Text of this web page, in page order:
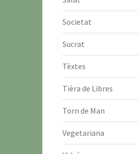
Societat
Sucrat
Tèxtes
Tièra de Libres
Torn de Man
Vegetariana